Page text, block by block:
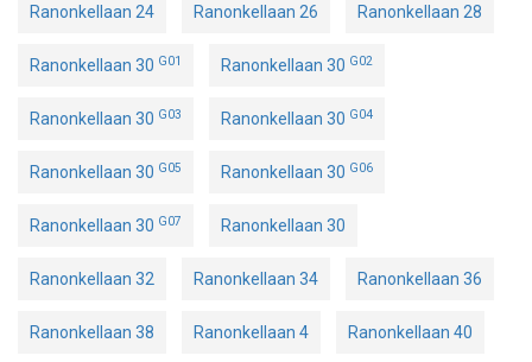
Ranonkellaan 24 Ranonkellaan 26 Ranonkellaan 28
Ranonkellaan 30 G01 Ranonkellaan 30 G02
Ranonkellaan 30 G03 Ranonkellaan 30 G04
Ranonkellaan 30 G05 Ranonkellaan 30 G06
Ranonkellaan 30 G07 Ranonkellaan 30
Ranonkellaan 32 Ranonkellaan 34 Ranonkellaan 36
Ranonkellaan 38 Ranonkellaan 4 Ranonkellaan 40